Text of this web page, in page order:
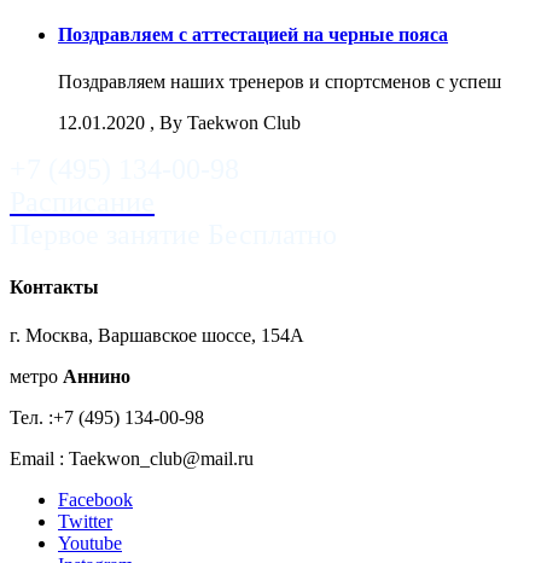
Поздравляем с аттестацией на черные пояса
Поздравляем наших тренеров и спортсменов с успеш
12.01.2020 , By Taekwon Club
Контакты
г. Москва, Варшавское шоссе, 154A
метро Аннино
Тел. :+7 (495) 134-00-98
Email : Taekwon_club@mail.ru
Facebook
Twitter
Youtube